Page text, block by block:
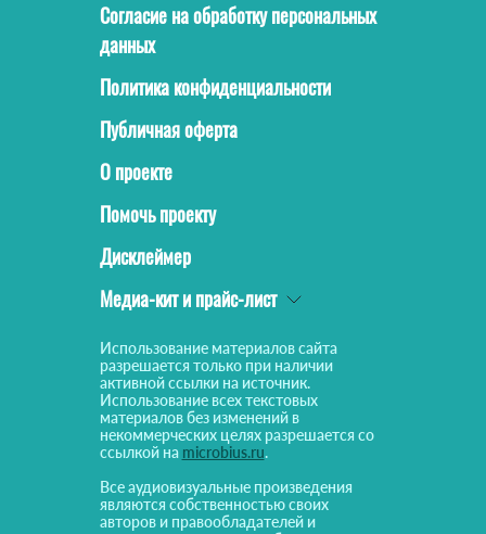
Согласие на обработку персональных
данных
Политика конфиденциальности
Публичная оферта
О проекте
Помочь проекту
Дисклеймер
Медиа-кит и прайс-лист
Использование материалов сайта
разрешается только при наличии
активной ссылки на источник.
Использование всех текстовых
материалов без изменений в
некоммерческих целях разрешается со
ссылкой на microbius.ru.
Все аудиовизуальные произведения
являются собственностью своих
авторов и правообладателей и